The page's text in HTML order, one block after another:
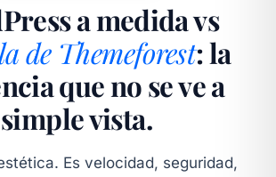
a medida vs
de Themeforest: la
que no se ve a
simple vista.
Es velocidad, seguridad,